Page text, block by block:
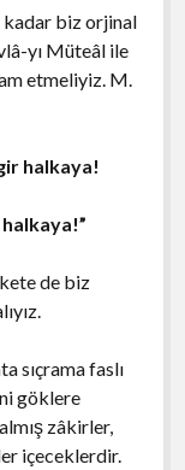
kadar biz orjinal
yı Müteâl ile
etmeliyiz. M.
halkaya!
de biz
sıçrama faslı
göklere
zâkirler,
içeceklerdir.